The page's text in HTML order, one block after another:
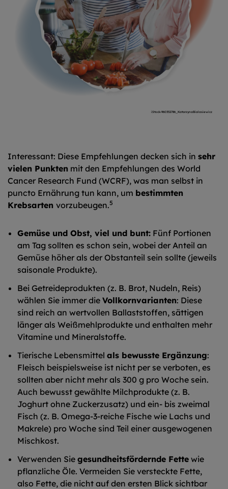
iStock-960352786_KatarzynaBialasiewicz
Interessant: Diese Empfehlungen decken sich in sehr
vielen Punkten mit den Empfehlungen des World
Cancer Research Fund (WCRF), was man selbst in
puncto Ernährung tun kann, um bestimmten
Krebsarten vorzubeugen.5
Gemüse und Obst, viel und bunt: Fünf Portionen
am Tag sollten es schon sein, wobei der Anteil an
Gemüse höher als der Obstanteil sein sollte (jeweils
saisonale Produkte).
Bei Getreideprodukten (z. B. Brot, Nudeln, Reis)
wählen Sie immer dieVollkornvarianten: Diese
sind reich an wertvollen Ballaststoffen, sättigen
länger als Weißmehlprodukte und enthalten mehr
Vitamine und Mineralstoffe.
Tierische Lebensmittelals bewusste Ergänzung:
Fleisch beispielsweise ist nicht per se verboten, es
sollten aber nicht mehr als 300 g pro Woche sein.
Auch bewusst gewählte Milchprodukte (z. B.
Joghurt ohne Zuckerzusatz) und ein- bis zweimal
Fisch (z. B. Omega-3-reiche Fische wie Lachs und
Makrele) pro Woche sind Teil einer ausgewogenen
Mischkost.
Verwenden Siegesundheitsfördernde Fette wie
pflanzliche Öle. Vermeiden Sie versteckte Fette,
also Fette, die nicht auf den ersten Blick sichtbar